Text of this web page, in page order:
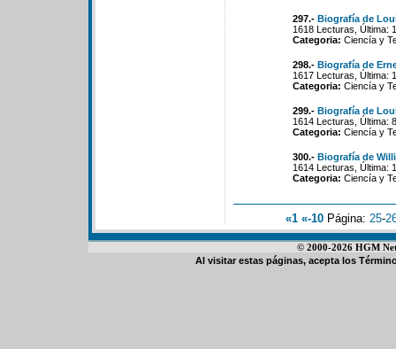
297.- Biografía de
1618 Lecturas, Última:
Categoria: Ciencía y
298.- Biografía de
1617 Lecturas, Última:
Categoria: Ciencía y
299.- Biografía de
1614 Lecturas, Última:
Categoria: Ciencía y
300.- Biografía de
1614 Lecturas, Última:
Categoria: Ciencía y
«1 «-10 Página: 25-
© 2000-2026 HGM
Al visitar estas páginas, acepta los